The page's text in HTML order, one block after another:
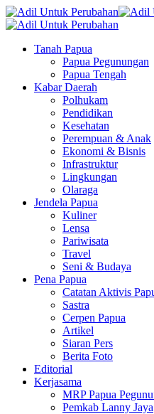
Tanah Papua
Papua Pegunungan
Papua Tengah
Kabar Daerah
Polhukam
Pendidikan
Kesehatan
Perempuan & Anak
Ekonomi & Bisnis
Infrastruktur
Lingkungan
Olaraga
Jendela Papua
Kuliner
Lensa
Pariwisata
Travel
Seni & Budaya
Pena Papua
Catatan Aktivis
Sastra
Cerpen Papua
Artikel
Siaran Pers
Berita Foto
Editorial
Kerjasama
MRP Papua
Pemkab Lanny Jaya